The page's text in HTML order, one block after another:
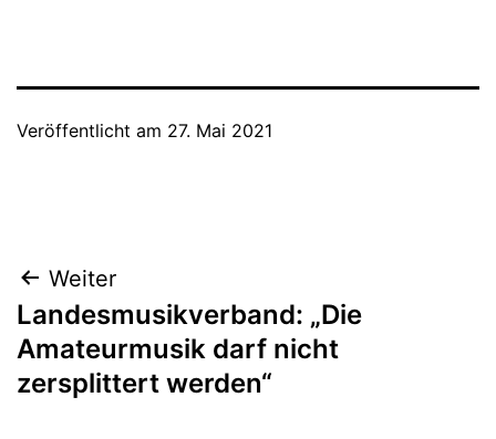
Veröffentlicht am 27. Mai 2021
Beitragsnavigation
Weiter
Landesmusikverband: „Die
Amateurmusik darf nicht
zersplittert werden“